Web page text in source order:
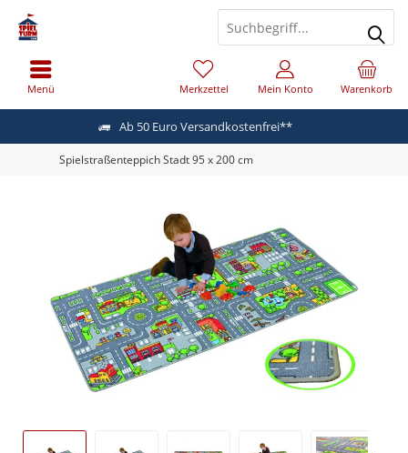
Ab 50 Euro Versandkostenfrei**
Menü Warenkorb
Merkzettel Mein Konto
Spielstraßenteppich Stadt 95 x 200 cm